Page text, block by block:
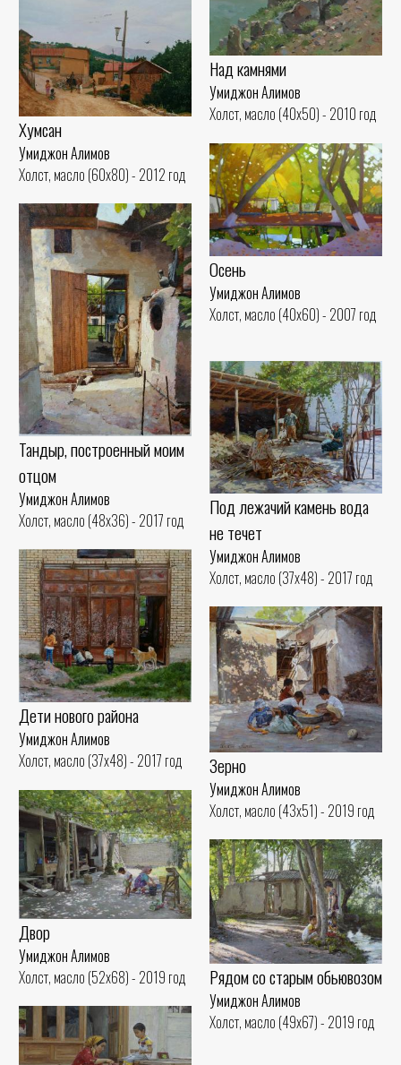
Над камнями
Умиджон Алимов
Холст, масло (40x50) - 2010 год
Хумсан
Умиджон Алимов
Холст, масло (60x80) - 2012 год
Осень
Умиджон Алимов
Холст, масло (40x60) - 2007 год
Тандыр, построенный моим
отцом
Умиджон Алимов
Холст, масло (48x36) - 2017 год
Под лежачий камень вода
не течет
Умиджон Алимов
Холст, масло (37x48) - 2017 год
Дети нового района
Умиджон Алимов
Холст, масло (37x48) - 2017 год
Зерно
Умиджон Алимов
Холст, масло (43x51) - 2019 год
Двор
Умиджон Алимов
Холст, масло (52x68) - 2019 год
Рядом со старым обьювозом
Умиджон Алимов
Холст, масло (49x67) - 2019 год